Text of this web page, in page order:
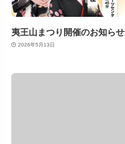
夷王山まつり開催のお知らせ
2026年5月13日